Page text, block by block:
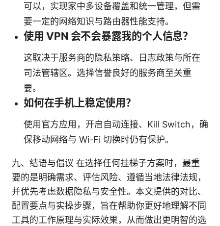
可以，实现家中多设备覆盖和统一管理，但需
要一定的网络知识与路由器性能支持。
使用 VPN 会不会暴露我的个人信息？
这取决于服务商的隐私策略、日志政策与所在
司法管辖区。选择信誉良好的服务商至关重
要。
如何在手机上稳定使用？
使用官方应用，开启自动连接、Kill Switch，确
保移动网络与 Wi-Fi 切换时仍有保护。
九、结语与倡议 在选择任何挂梯子方案时，最重
要的是明确需求、评估风险、遵循当地法律法规，
并优先考虑数据隐私与安全性。本文提供的对比、
配置要点与实操步骤，旨在帮助你更好地理解不同
工具的工作原理与实际效果，从而做出更明智的选